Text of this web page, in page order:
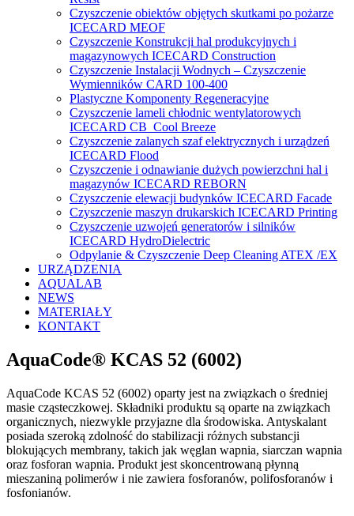
Czyszczenie obiektów objętych skutkami po pożarze
ICECARD MEOF
Czyszczenie Konstrukcji hal produkcyjnych i
magazynowych ICECARD Construction
Czyszczenie Instalacji Wodnych – Czyszczenie
Wymienników CARD 100-400
Plastyczne Komponenty Regeneracyjne
Czyszczenie lameli chłodnic wentylatorowych
ICECARD CB Cool Breeze
Czyszczenie zalanych szaf elektrycznych i urządzeń
ICECARD Flood
Czyszczenie i odnawianie dużych powierzchni hal i
magazynów ICECARD REBORN
Czyszczenie elewacji budynków ICECARD Facade
Czyszczenie maszyn drukarskich ICECARD Printing
Czyszczenie uzwojeń generatorów i silników
ICECARD HydroDielectric
Odpylanie & Czyszczenie Deep Cleaning ATEX /EX
URZĄDZENIA
AQUALAB
NEWS
MATERIAŁY
KONTAKT
AquaCode® KCAS 52 (6002)
AquaCode KCAS 52 (6002) oparty jest na związkach o średniej
masie cząsteczkowej. Składniki produktu są oparte na związkach
organicznych, niezwykle przyjazne dla środowiska. Antyskalant
posiada szeroką zdolność do stabilizacji różnych substancji
blokujących membrany, takich jak węglan wapnia, siarczan wapnia
oraz fosforan wapnia. Produkt jest skoncentrowaną płynną
mieszaniną polimerów i nie zawiera fosforanów, polifosforanów i
fosfonianów.